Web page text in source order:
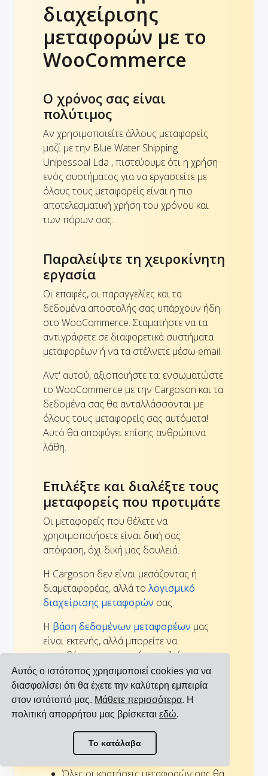
Αυτός ο ιστότοπος χρησιμοποιεί cookies για να
διασφαλίσει ότι θα έχετε την καλύτερη εμπειρία
στον ιστότοπό μας. Μάθετε περισσότερα. Η
πολιτική απορρήτου μας βρίσκεταιεδώ.
Το κατάλαβα
διαχείρισης
μεταφορών με το
WooCommerce
Ο χρόνος σας είναι
πολύτιμος
Αν χρησιμοποιείτε άλλους μεταφορείς
μαζί με την Blue Water Shipping
Unipessoal Lda , πιστεύουμε ότι η χρήση
ενός συστήματος για να εργαστείτε με
όλους τους μεταφορείς είναι η πιο
αποτελεσματική χρήση του χρόνου και
των πόρων σας.
Παραλείψτε τη χειροκίνητη
εργασία
Οι επαφές, οι παραγγελίες και τα
δεδομένα αποστολής σας υπάρχουν ήδη
στο WooCommerce. Σταματήστε να τα
αντιγράφετε σε διαφορετικά συστήματα
μεταφορέων ή να τα στέλνετε μέσω email.
Αντ' αυτού, αξιοποιήστε τα: ενσωματώστε
το WooCommerce με την Cargoson και τα
δεδομένα σας θα ανταλλάσσονται με
όλους τους μεταφορείς σας αυτόματα!
Αυτό θα αποφύγει επίσης ανθρώπινα
λάθη.
Επιλέξτε και διαλέξτε τους
μεταφορείς που προτιμάτε
Οι μεταφορείς που θέλετε να
χρησιμοποιήσετε είναι δική σας
απόφαση, όχι δική μας δουλειά.
Η Cargoson δεν είναι μεσάζοντας ή
διαμεταφορέας, αλλά το λογισμικό
διαχείρισης μεταφορών σας.
Η βάση δεδομένων μεταφορέων μας
είναι εκτενής, αλλά μπορείτε να
προσθέσετε μεταφορείς που λείπουν
απλά επικοινωνώντας με την
υποστήριξη της Cargoson.
Όλοι οι μεταφορείς σας
συνδεδεμένοι με το
WooCommerce
Προβολή όλων των ενσωματώσεων
Προβολή όλων των μεταφορέων